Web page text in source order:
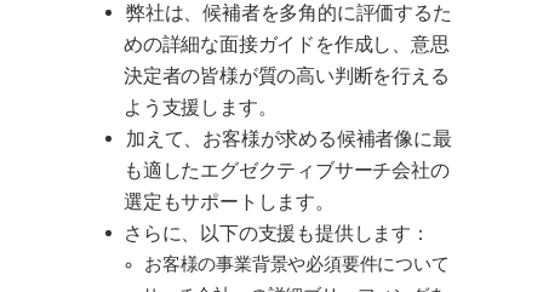
弊社は、候補者を多角的に評価するた
めの詳細な面接ガイドを作成し、意思
決定者の皆様が質の高い判断を行える
よう支援します。
加えて、お客様が求める候補者像に最
も適したエグゼクティブサーチ会社の
選定もサポートします。
さらに、以下の支援も提供します：
お客様の事業背景や必須要件について